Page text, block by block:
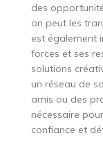
des
on peut les
est également
forces et ses
solutions
un réseau de
amis ou des
nécessaire
confiance et